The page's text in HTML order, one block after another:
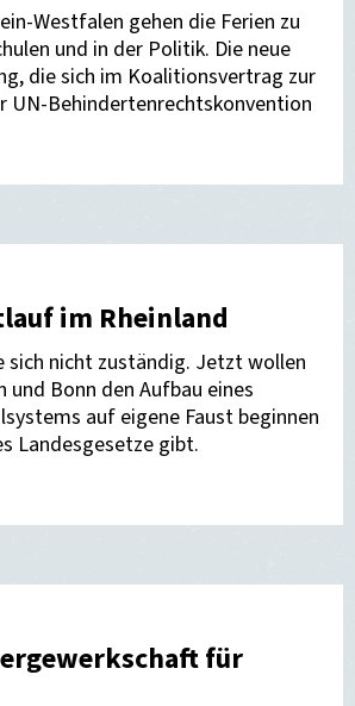
Westfalen gehen die Ferien zu
und in der Politik. Die neue
die sich im Koalitionsvertrag zur
UN-Behindertenrechtskonvention
im Rheinland
sich nicht zuständig. Jetzt wollen
und Bonn den Aufbau eines
auf eigene Faust beginnen
Landesgesetze gibt.
für